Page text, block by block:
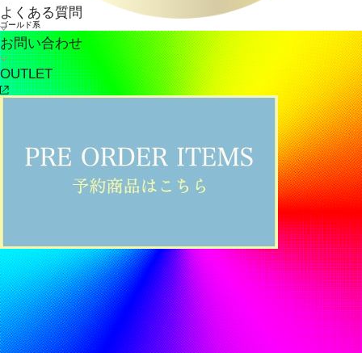
よくある質問
お問い合わせ
OUTLET
ゴールド系